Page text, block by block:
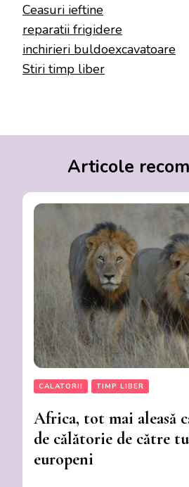
Ceasuri ieftine
reparatii frigidere
inchirieri buldoexcavatoare
Stiri timp liber
Articole
CALATORII TIMP LIBER
Africa, tot mai aleasă
de călătorie de către
europeni